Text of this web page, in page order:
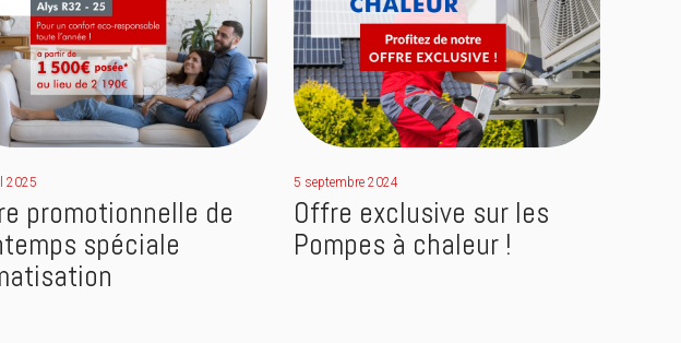
2025
promotionnelle de
spéciale
5 septembre 2024
Offre exclusive sur les
Pompes à chaleur !